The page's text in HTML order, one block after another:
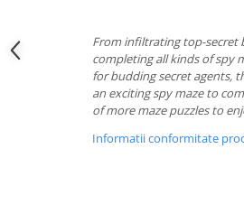
From infiltrating top-secret
completing all kinds of spy
for budding secret agents,
an exciting spy maze to
of more maze puzzles to
Informatii conformitate